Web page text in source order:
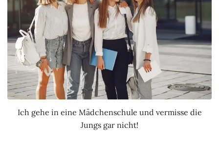
Ich gehe in eine Mädchenschule und vermisse die
Jungs gar nicht!